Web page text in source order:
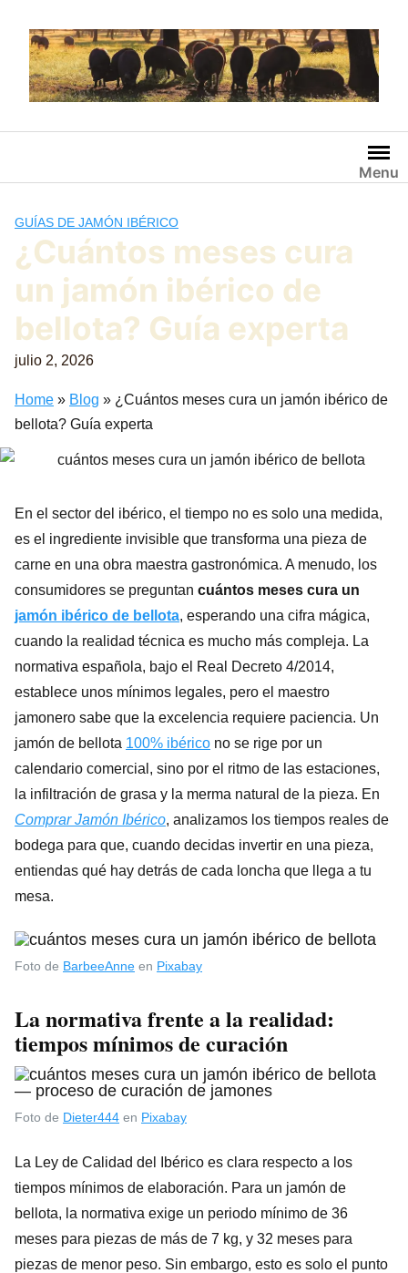
contenido
Menu
GUÍAS DE JAMÓN IBÉRICO
¿Cuántos meses cura
un jamón ibérico de
bellota? Guía experta
julio 2, 2026
Home » Blog » ¿Cuántos meses cura un jamón ibérico de
bellota? Guía experta
En el sector del ibérico, el tiempo no es solo una medida,
es el ingrediente invisible que transforma una pieza de
carne en una obra maestra gastronómica. A menudo, los
consumidores se preguntan cuántos meses cura un
jamón ibérico de bellota, esperando una cifra mágica,
cuando la realidad técnica es mucho más compleja. La
normativa española, bajo el Real Decreto 4/2014,
establece unos mínimos legales, pero el maestro
jamonero sabe que la excelencia requiere paciencia. Un
jamón de bellota 100% ibérico no se rige por un
calendario comercial, sino por el ritmo de las estaciones,
la infiltración de grasa y la merma natural de la pieza. En
Comprar Jamón Ibérico, analizamos los tiempos reales de
bodega para que, cuando decidas invertir en una pieza,
entiendas qué hay detrás de cada loncha que llega a tu
mesa.
Foto de BarbeeAnne en Pixabay
La normativa frente a la realidad:
tiempos mínimos de curación
Foto de Dieter444 en Pixabay
La Ley de Calidad del Ibérico es clara respecto a los
tiempos mínimos de elaboración. Para un jamón de
bellota, la normativa exige un periodo mínimo de 36
meses para piezas de más de 7 kg, y 32 meses para
piezas de menor peso. Sin embargo, esto es solo el punto